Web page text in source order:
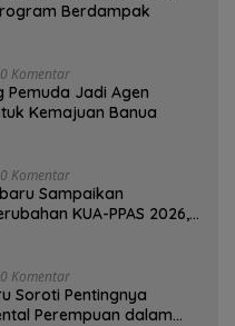
Berdampak
0 Komentar
Pemuda Jadi Agen
Kemajuan Banua
0 Komentar
Sampaikan
KUA-PPAS 2026,
0 Komentar
Soroti Pentingnya
Perempuan dalam